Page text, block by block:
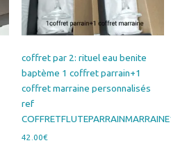
coffret par 2: rituel eau benite
baptème 1 coffret parrain+1
coffret marraine personnalisés
ref
42.00€